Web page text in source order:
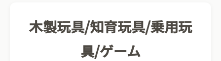
木製玩具/知育玩具/乗用玩
具/ゲーム